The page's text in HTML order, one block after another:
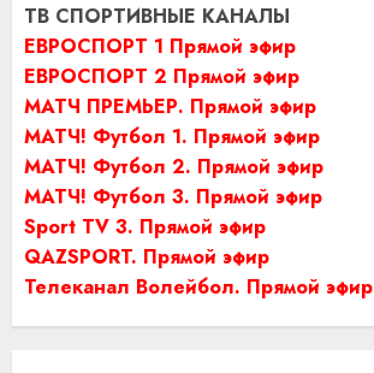
ТВ СПОРТИВНЫЕ КАНАЛЫ
ЕВРОСПОРТ 1 Прямой эфир
ЕВРОСПОРТ 2 Прямой эфир
МАТЧ ПРЕМЬЕР. Прямой эфир
МАТЧ! Футбол 1. Прямой эфир
МАТЧ! Футбол 2. Прямой эфир
МАТЧ! Футбол 3. Прямой эфир
Sport TV 3. Прямой эфир
QAZSPORT. Прямой эфир
Телеканал Волейбол. Прямой эфир